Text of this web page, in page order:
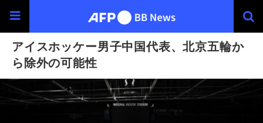
アイスホッケー男子中国代表、北京五輪か
ら除外の可能性